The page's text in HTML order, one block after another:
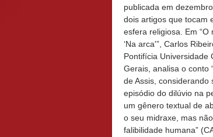
publicada em
dois artigos que tocam
esfera religiosa. Em
‘Na arca'”, Carlos
Pontifícia Universidade
Gerais, analisa o conto
de Assis, considerando
episódio do dilúvio na
um gênero textual de
o seu midraxe, mas
falibilidade humana”